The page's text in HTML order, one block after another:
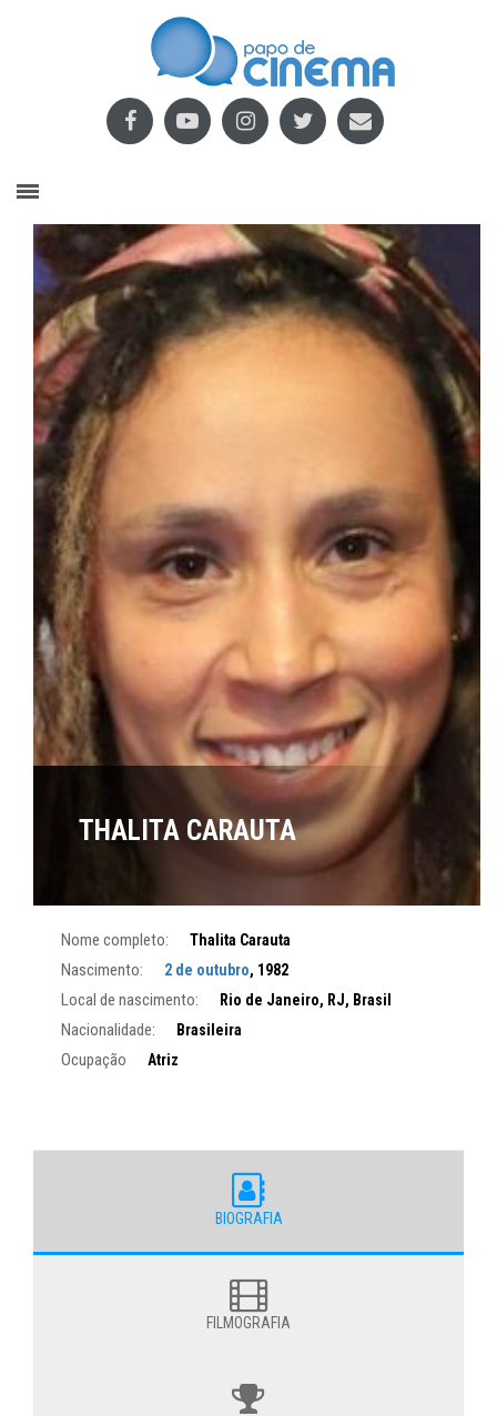
THALITA CARAUTA
Nome completo: Thalita Carauta
Nascimento: 2 de outubro, 1982
Local de nascimento: Rio de Janeiro, RJ, Brasil
Nacionalidade: Brasileira
Ocupação Atriz
BIOGRAFIA
FILMOGRAFIA